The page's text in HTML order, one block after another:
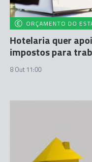
ORÇAMENTO DO
Hotelaria quer
impostos para
8 Out 11:00